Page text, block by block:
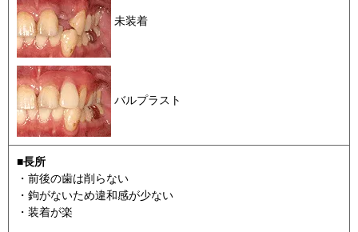
未装着
バルプラスト
■長所
・前後の歯は削らない
・鉤がないため違和感が少ない
・装着が楽